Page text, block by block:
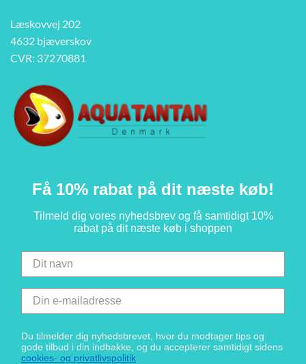
Læskovvej 202
4632 bjæverskov
CVR: 37270881
Få 10% rabat på dit næste køb!
Tilmeld dig vores nyhedsbrev og få samtidigt 10%
rabat på dit næste køb i shoppen
Du tilmelder dig nyhedsbrevet, hvor du modtager tips og
gode tilbud i din indbakke, og du accepterer samtidigt sidens
cookies- og privatlivspolitik